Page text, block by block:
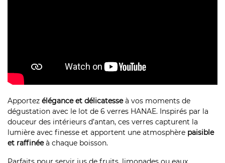
Apportez élégance et délicatesseà vos moments de
dégustation avec le lot de 6 verres HANAE. Inspirés par la
douceur des intérieurs d’antan, ces verres capturent la
lumière avec finesse et apportent une atmosphère paisible
et raffinéeà chaque boisson.